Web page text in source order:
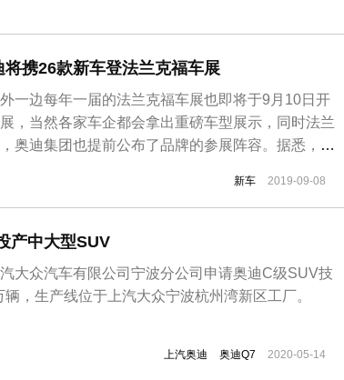
携26款新车登法兰克福车展
一边每年一届的法兰克福车展也即将于9月10日开
，当然各家车企都会拿出重磅车型展示，同时法兰
奥迪集团也提前公布了品牌的参展阵容。据悉，本
新款A4、A1 citycarver以及新款Q7将亮相法兰克福
新车 2019-09-08
产中大型SUV
大众汽车有限公司宁波分公司申请奥迪C级SUV技
，生产线位于上汽大众宁波杭州湾新区工厂。
上汽奥迪 奥迪Q7 2020-05-14